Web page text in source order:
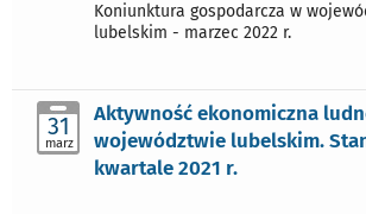
Koniunktura gospodarcza w
lubelskim - marzec 2022 r.
31
marz
Aktywność ekonomiczna
województwie lubelskim.
kwartale 2021 r.